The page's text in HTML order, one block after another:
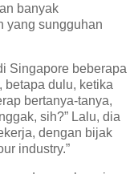
banyak
yang sungguhan
Singapore beberapa
betapa dulu, ketika
bertanya-tanya,
sih?” Lalu, dia
dengan bijak
industry.”